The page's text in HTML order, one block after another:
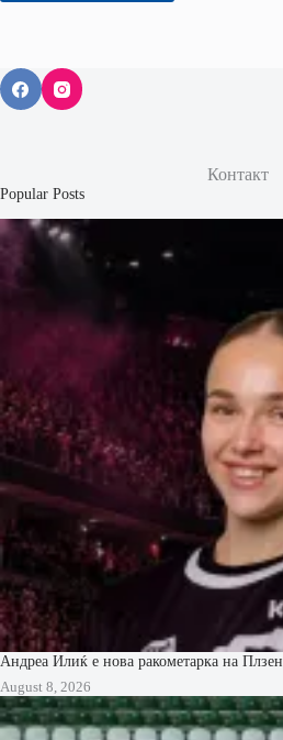
Контакт
Popular Posts
Андреа Илиќ е нова ракометарка на Плзен
August 8, 2026